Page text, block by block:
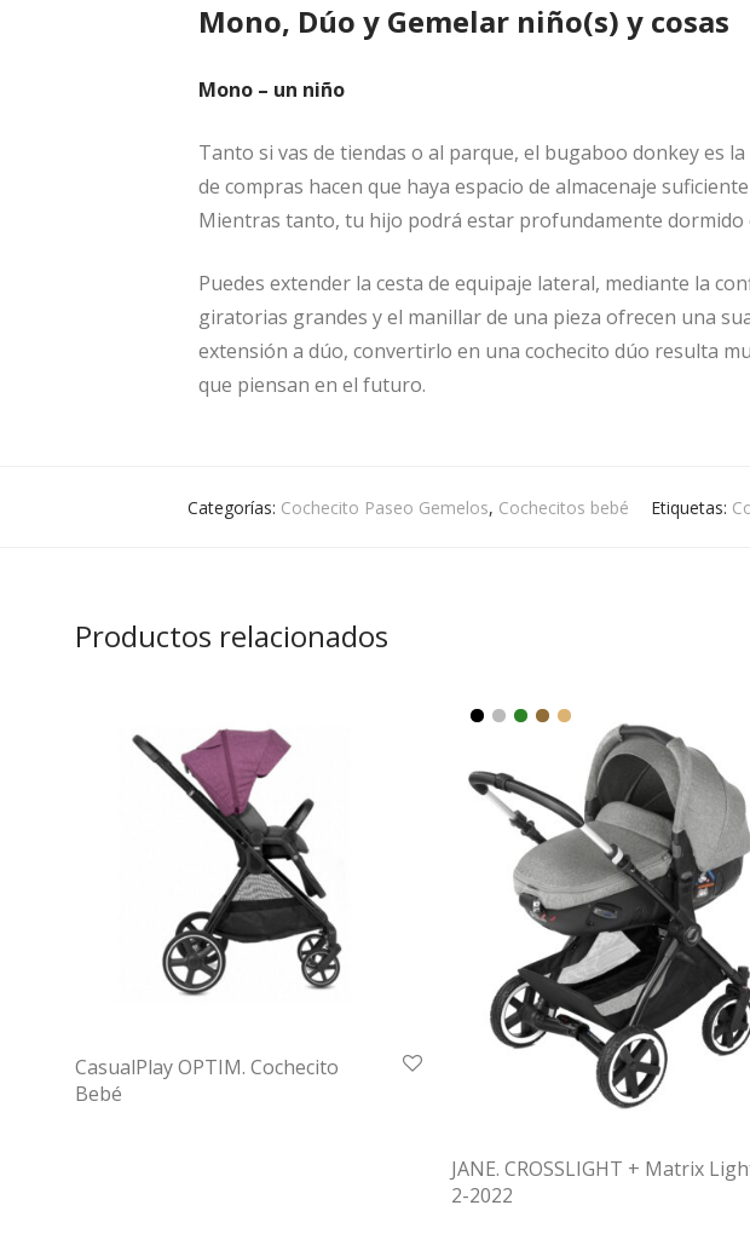
Mono, Dúo y Gemelar niño(s) y cosas
Mono – un niño
Tanto si vas de tiendas o al parque, el bugaboo donkey es
de compras hacen que haya espacio de almacenaje
Mientras tanto, tu hijo podrá estar profundamente dormido
Puedes extender la cesta de equipaje lateral, mediante la
giratorias grandes y el manillar de una pieza ofrecen una
extensión a dúo, convertirlo en una cochecito dúo resulta
que piensan en el futuro.
Categorías: Cochecito Paseo Gemelos, Cochecitos bebé Etiquetas:
Productos relacionados
CasualPlay OPTIM. Cochecito
Bebé
JANE. CROSSLIGHT + Matrix
2-2022